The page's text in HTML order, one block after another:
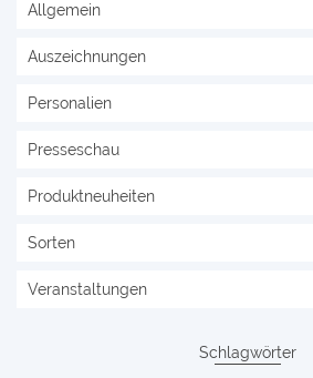
Allgemein
Auszeichnungen
Personalien
Presseschau
Produktneuheiten
Sorten
Veranstaltungen
Schlagwörter